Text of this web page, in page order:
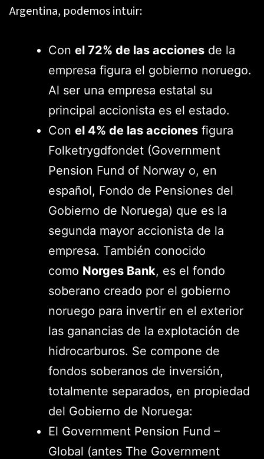
Argentina, podemos intuir:
Con el 72% de las acciones de la
empresa figura el gobierno noruego.
Al ser una empresa estatal su
principal accionista es el estado.
Con el 4% de las acciones figura
Folketrygdfondet (Government
Pension Fund of Norway o, en
español, Fondo de Pensiones del
Gobierno de Noruega) que es la
segunda mayor accionista de la
empresa. También conocido
como Norges Bank, es el fondo
soberano creado por el gobierno
noruego para invertir en el exterior
las ganancias de la explotación de
hidrocarburos. Se compone de
fondos soberanos de inversión,
totalmente separados, en propiedad
del Gobierno de Noruega:
El Government Pension Fund –
Global (antes The Government